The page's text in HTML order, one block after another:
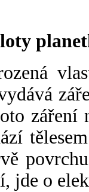
záření
jde o